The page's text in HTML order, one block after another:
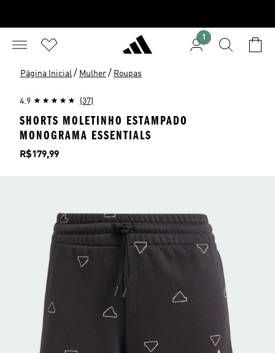
1
Página Inicial / Mulher / Roupas
4.9 (37)
SHORTS MOLETINHO ESTAMPADO
MONOGRAMA ESSENTIALS
Preço
R$179,99